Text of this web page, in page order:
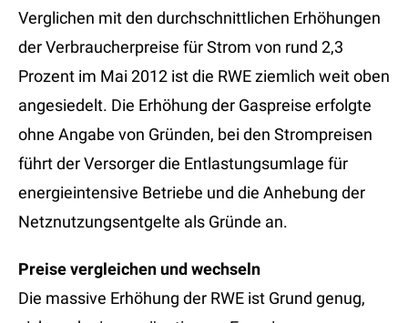
Verglichen mit den durchschnittlichen Erhöhungen
der Verbraucherpreise für Strom von rund 2,3
Prozent im Mai 2012 ist die RWE ziemlich weit oben
angesiedelt. Die Erhöhung der Gaspreise erfolgte
ohne Angabe von Gründen, bei den Strompreisen
führt der Versorger die Entlastungsumlage für
energieintensive Betriebe und die Anhebung der
Netznutzungsentgelte als Gründe an.
Preise vergleichen und wechseln
Die massive Erhöhung der RWE ist Grund genug,